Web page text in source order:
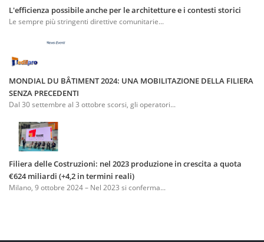
L'efficienza possibile anche per le architetture e i contesti storici
Le sempre più stringenti direttive comunitarie...
MONDIAL DU BÂTIMENT 2024: UNA MOBILITAZIONE DELLA FILIERA
SENZA PRECEDENTI
Dal 30 settembre al 3 ottobre scorsi, gli operatori...
Filiera delle Costruzioni: nel 2023 produzione in crescita a quota
€624 miliardi (+4,2 in termini reali)
Milano, 9 ottobre 2024 – Nel 2023 si conferma...